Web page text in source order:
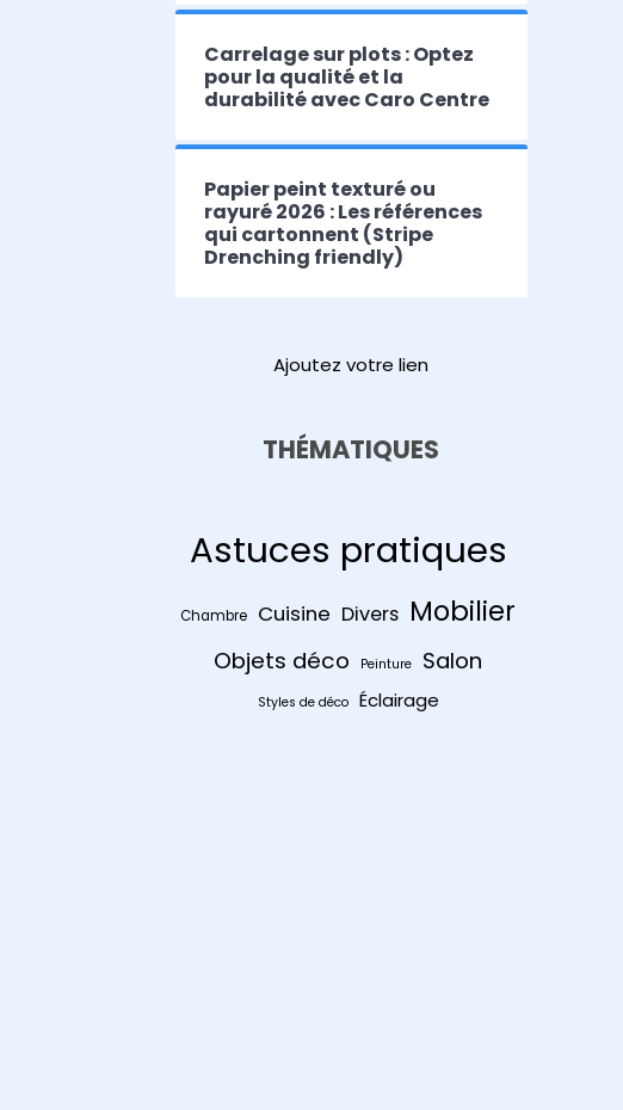
Carrelage sur plots : Optez
pour la qualité et la
durabilité avec Caro Centre
Papier peint texturé ou
rayuré 2026 : Les références
qui cartonnent (Stripe
Drenching friendly)
Ajoutez votre lien
THÉMATIQUES
Astuces pratiques
Chambre Cuisine Divers Mobilier
Objets déco Peinture Salon
Styles de déco Éclairage